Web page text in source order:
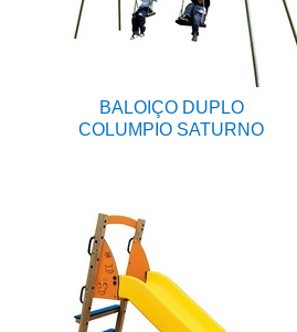
BALOIÇO DUPLO
COLUMPIO SATURNO